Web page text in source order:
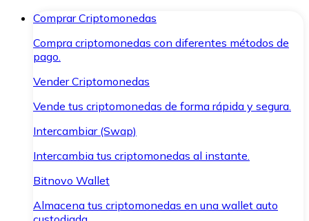
Comprar Criptomonedas
Compra criptomonedas con diferentes métodos de
pago.
Vender Criptomonedas
Vende tus criptomonedas de forma rápida y segura.
Intercambiar (Swap)
Intercambia tus criptomonedas al instante.
Bitnovo Wallet
Almacena tus criptomonedas en una wallet auto